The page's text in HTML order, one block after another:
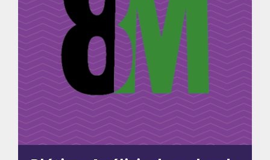
Recursos
Súmate